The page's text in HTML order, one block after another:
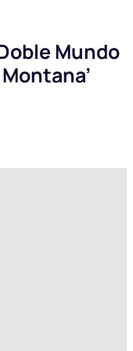
Mundo